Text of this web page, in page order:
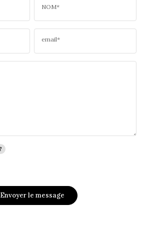
NOM*
email*
Envoyer le message